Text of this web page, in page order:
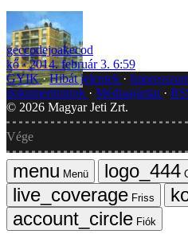
geccodejoakecod
kő
2014. február 3. 6:59
GYIK Hibát jelentek
dokumentumok
Médiaajánlat
© 2026 Magyar Jeti Zrt.
Vége
Menü
Friss
Fiók